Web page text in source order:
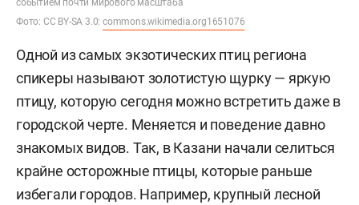
событием почти мирового масштаба
Фото: CC BY-SA 3.0: commons.wikimedia.org1651076
Одной из самых экзотических птиц региона
спикеры называют золотистую щурку — яркую
птицу, которую сегодня можно встретить даже в
городской черте. Меняется и поведение давно
знакомых видов. Так, в Казани начали селиться
крайне осторожные птицы, которые раньше
избегали городов. Например, крупный лесной